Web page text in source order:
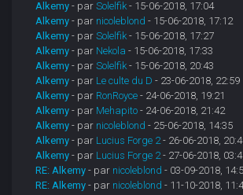
Alkemy - parSolelfik - 15-06-2018, 17:04
Alkemy - par nicoleblond - 15-06-2018, 17:12
Alkemy - parSolelfik - 15-06-2018, 17:27
Alkemy - par Nekola - 15-06-2018, 17:33
Alkemy - parSolelfik - 15-06-2018, 20:43
Alkemy - par Le culte du D - 23-06-2018, 22:59
Alkemy - par RonRoyce - 24-06-2018, 19:21
Alkemy - par Mehapito - 24-06-2018, 21:42
Alkemy - par nicoleblond - 25-06-2018, 14:35
Alkemy - par Lucius Forge 2- 26-06-2018,
Alkemy - par Lucius Forge 2- 27-06-2018,
RE: Alkemy - par nicoleblond - 03-09-2018,
RE: Alkemy - par nicoleblond - 11-10-2018,